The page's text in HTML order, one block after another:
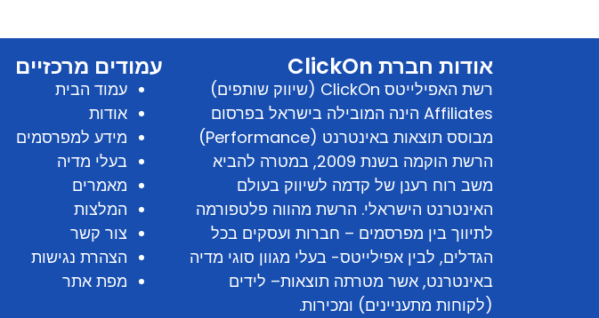
אודות חברת ClickOn
רשת האפילייטס ClickOn (שיווק שותפים)
Affiliates הינה המובילה בישראל בפרסום
מבוסס תוצאות באינטרנט (Performance)
הרשת הוקמה בשנת 2009, במטרה להביא
משב רוח רענן של קדמה לשיווק בעולם
האינטרנט הישראלי. הרשת מהווה פלטפורמה
לתיווך בין מפרסמים – חברות ועסקים בכל
הגדלים, לבין אפילייטס- בעלי מגוון סוגי מדיה
באינטרנט, אשר מטרתה תוצאות– לידים
(לקוחות מתעניינים) ומכירות.
עמודים מרכזיים
עמוד הבית
אודות
מידע למפרסמים
בעלי מדיה
מאמרים
המלצות
צור קשר
הצהרת נגישות
מפת אתר